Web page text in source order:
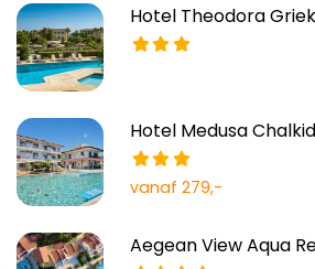
Hotel Theodora
Hotel Medusa
vanaf 279,-
Aegean View Aqua